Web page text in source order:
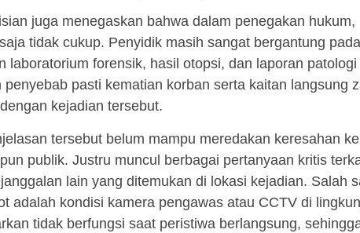
juga menegaskan bahwa dalam penegakan hukum,
tidak cukup. Penyidik masih sangat bergantung
laboratorium forensik, hasil otopsi, dan laporan patologi
penyebab pasti kematian korban serta kaitan langsung
kejadian tersebut.
tersebut belum mampu meredakan keresahan
publik. Justru muncul berbagai pertanyaan kritis
lain yang ditemukan di lokasi kejadian. Salah
adalah kondisi kamera pengawas atau CCTV di
tidak berfungsi saat peristiwa berlangsung,